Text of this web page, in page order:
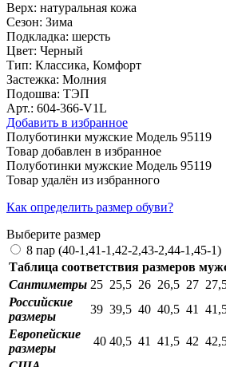
Верх: натуральная кожа
Сезон: Зима
Подкладка: шерсть
Цвет: Черный
Тип: Классика, Комфорт
Застежка: Молния
Подошва: ТЭП
Арт.: 604-366-V1L
Добавить в избранное
Полуботинки мужские Модель 95119
Товар добавлен в избранное
Полуботинки мужские Модель 95119
Товар удалён из избранного
Как определить размер обуви?
Выберите размер
8 пар (40-1,41-1,42-2,43-2,44-1,45-1)
Таблица соответствия размеров
Сантиметры 25 25,5 26 26,5 27
Российские
размеры
39 39,5 40 40,5 41
Европейские
размеры
40 40,5 41 41,5 42